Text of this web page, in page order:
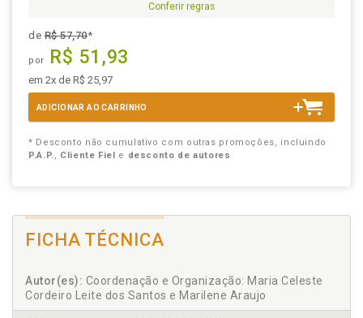
Conferir regras
deR$ 57,70*
por R$ 51,93
em 2x de R$ 25,97
ADICIONAR AO CARRINHO
* Desconto não cumulativo com outras promoções, incluindo
P.A.P., Cliente Fiel e desconto de autores
FICHA TÉCNICA
Autor(es): Coordenação e Organização: Maria Celeste
Cordeiro Leite dos Santos e Marilene Araujo